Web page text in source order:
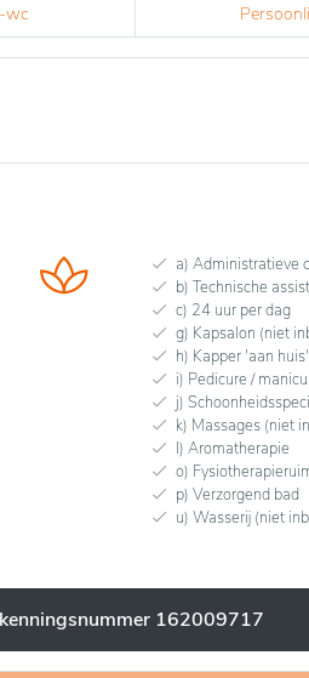
wc
a) Administratieve
b) Technische
c) 24 uur per dag
g) Kapsalon (niet
h) Kapper 'aan
i) Pedicure /
j)
k) Massages (niet
l) Aromatherapie
o)
p) Verzorgend bad
u) Wasserij (niet
162009717